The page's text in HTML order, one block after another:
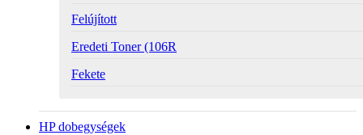
Felújított
Eredeti Toner (106R
Fekete
HP dobegységek